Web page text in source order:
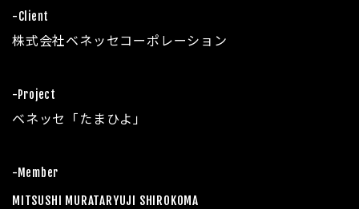
-Client
株式会社ベネッセコーポレーション
-Project
ベネッセ「たまひよ」
-Member
MITSUSHI MURATARYUJI SHIROKOMA